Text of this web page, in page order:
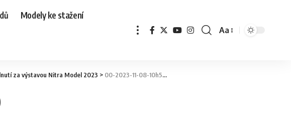
Modely ke stažení
Aa
za výstavou Nitra Model 2023 > 00-2023-11-08-10h58m24s009